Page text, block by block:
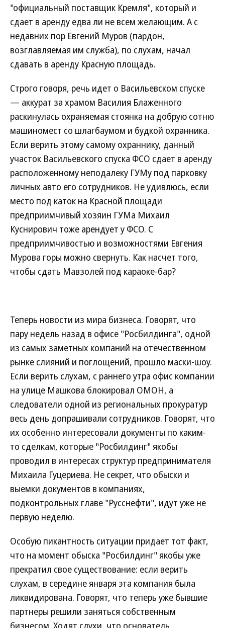
"официальный поставщик Кремля", который и
сдает в аренду едва ли не всем желающим. А с
недавних пор Евгений Муров (пардон,
возглавляемая им служба), по слухам, начал
сдавать в аренду Красную площадь.
Строго говоря, речь идет о Васильевском спуске
— аккурат за храмом Василия Блаженного
раскинулась охраняемая стоянка на добрую сотню
машиномест со шлагбаумом и будкой охранника.
Если верить этому самому охраннику, данный
участок Васильевского спуска ФСО сдает в аренду
расположенному неподалеку ГУМу под парковку
личных авто его сотрудников. Не удивлюсь, если
место под каток на Красной площади
предприимчивый хозяин ГУМа Михаил
Куснирович тоже арендует у ФСО. С
предприимчивостью и возможностями Евгения
Мурова горы можно свернуть. Как насчет того,
чтобы сдать Мавзолей под караоке-бар?
Теперь новости из мира бизнеса. Говорят, что
пару недель назад в офисе "Росбилдинга", одной
из самых заметных компаний на отечественном
рынке слияний и поглощений, прошло маски-шоу.
Если верить слухам, с раннего утра офис компании
на улице Машкова блокировал ОМОН, а
следователи одной из региональных прокуратур
весь день допрашивали сотрудников. Говорят, что
их особенно интересовали документы по каким-
то сделкам, которые "Росбилдинг" якобы
проводил в интересах структур предпринимателя
Михаила Гуцериева. Не секрет, что обыски и
выемки документов в компаниях,
подконтрольных главе "Русснефти", идут уже не
первую неделю.
Особую пикантность ситуации придает тот факт,
что на момент обыска "Росбилдинг" якобы уже
прекратил свое существование: если верить
слухам, в середине января эта компания была
ликвидирована. Говорят, что теперь уже бывшие
партнеры решили заняться собственным
бизнесом. Ходят слухи, что основатель